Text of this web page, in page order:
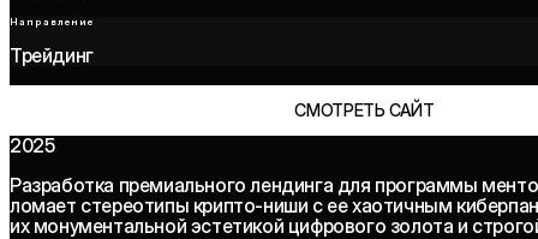
Направление
Трейдинг
СМОТРЕТЬ САЙТ
2025
Разработка премиального лендинга для программы
ломает стереотипы крипто-ниши с ее хаотичным
их монументальной эстетикой цифрового золота и